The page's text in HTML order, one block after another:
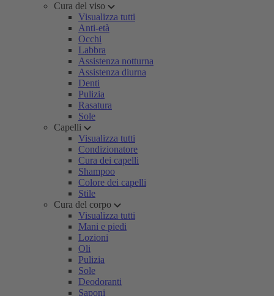
Cura del viso
Visualizza tutti
Anti-età
Occhi
Labbra
Assistenza notturna
Assistenza diurna
Denti
Pulizia
Rasatura
Sole
Capelli
Visualizza tutti
Condizionatore
Cura dei capelli
Shampoo
Colore dei capelli
Stile
Cura del corpo
Visualizza tutti
Mani e piedi
Lozioni
Oli
Pulizia
Sole
Deodoranti
Saponi